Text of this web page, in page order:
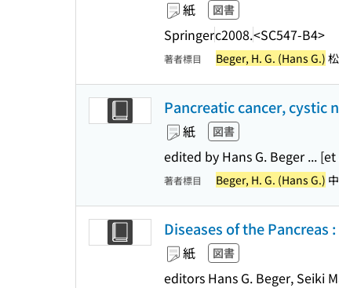
紙 図書
Springerc2008.<SC547-B4>
著者標目 Beger, H. G. (Hans G.)
Pancreatic cancer, cystic
紙 図書
edited by Hans G. Beger ...
著者標目 Beger, H. G. (Hans G.)
Diseases of the Pancreas
紙 図書
editors Hans G. Beger, Seiki